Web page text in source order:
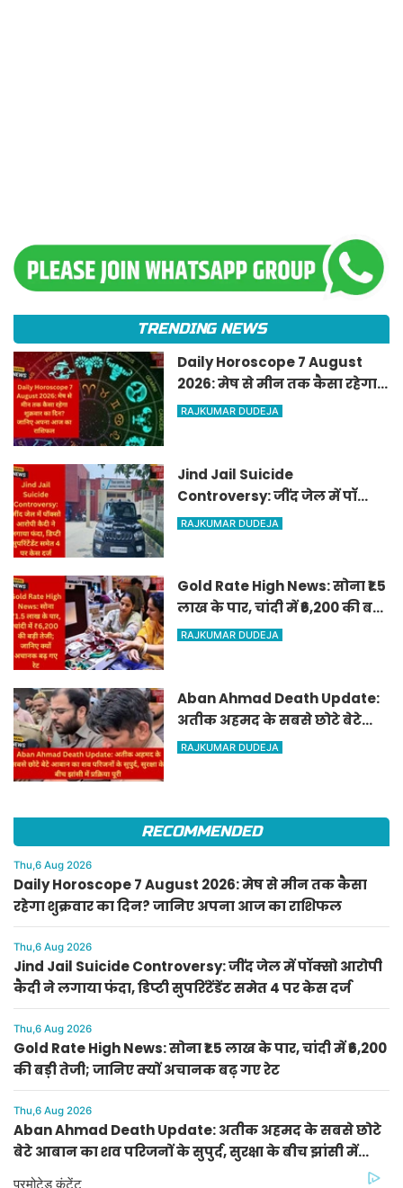
TRENDING NEWS
Daily Horoscope 7 August
2026: मेष से मीन तक कैसा रहेगा
शुक्रवार का दिन? जानिए अपना
RAJKUMAR DUDEJA
Jind Jail Suicide
Controversy: जींद जेल में पॉक्सो
आरोपी कैदी ने लगाया फंदा, डिप्टी
RAJKUMAR DUDEJA
Gold Rate High News: सोना ₹1.5
लाख के पार, चांदी में ₹6,200 की बड़ी
तेजी; जानिए क्यों अचानक बढ़ गए
RAJKUMAR DUDEJA
Aban Ahmad Death Update:
अतीक अहमद के सबसे छोटे बेटे
आबान का शव परिजनों के सुपुर्द,
RAJKUMAR DUDEJA
RECOMMENDED
Thu,6 Aug 2026
Daily Horoscope 7 August 2026: मेष से मीन तक कैसा
रहेगा शुक्रवार का दिन? जानिए अपना आज का राशिफल
Thu,6 Aug 2026
Jind Jail Suicide Controversy: जींद जेल में पॉक्सो आरोपी
कैदी ने लगाया फंदा, डिप्टी सुपरिंटेंडेंट समेत 4 पर केस दर्ज
Thu,6 Aug 2026
Gold Rate High News: सोना ₹1.5 लाख के पार, चांदी में ₹6,200
की बड़ी तेजी; जानिए क्यों अचानक बढ़ गए रेट
Thu,6 Aug 2026
Aban Ahmad Death Update: अतीक अहमद के सबसे छोटे
बेटे आबान का शव परिजनों के सुपुर्द, सुरक्षा के बीच झांसी में
प्रक्रिया पूरी